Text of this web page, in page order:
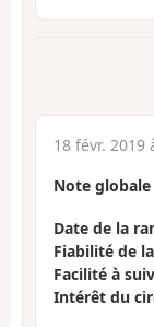
18 févr. 2019
Note globale
Date de la
Fiabilité de
Facilité à
Intérêt du